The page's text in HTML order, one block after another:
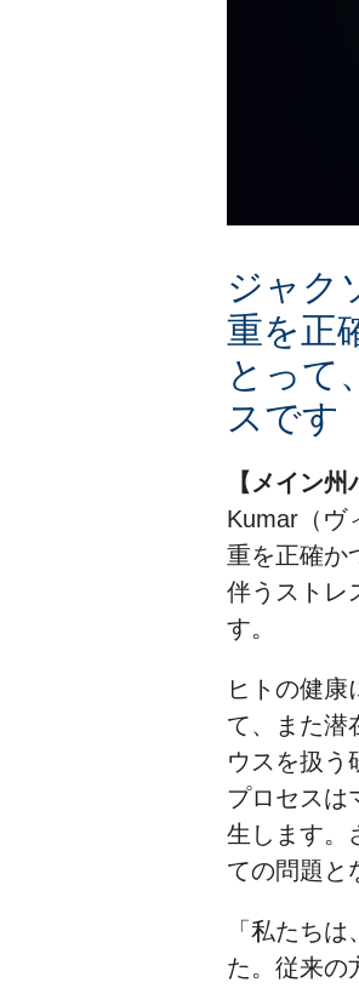
ジャク
重を正
とって
スです
【メイン
Kumar（ヴ
重を正確か
伴うストレ
す。
ヒトの健
て、また潜
ウスを扱う
プロセスは
生します。
ての問題と
「私たち
た。従来の